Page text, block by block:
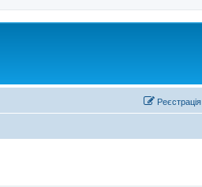
Реєстрація